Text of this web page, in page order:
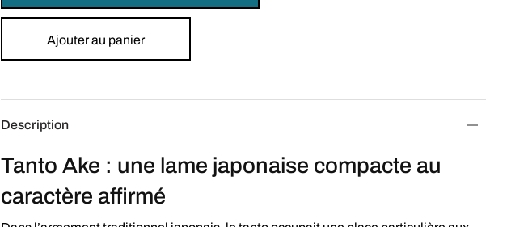
Ajouter au panier
Description
Tanto Ake : une lame japonaise compacte au
caractère affirmé